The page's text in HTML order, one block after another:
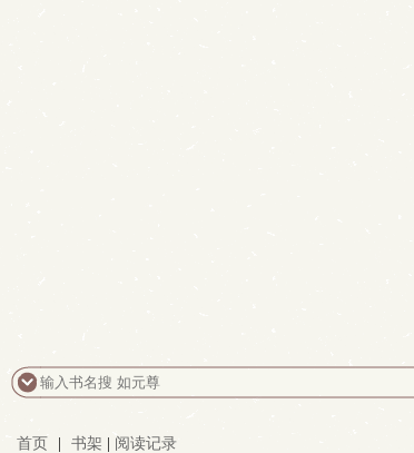
首页 书架 阅读记录